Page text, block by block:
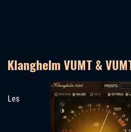
Klanghelm VUMT &
Les